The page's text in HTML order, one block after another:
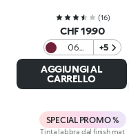
(16)
CHF 19.90
06
Berry
Crush
+5
AGGIUNGI AL
CARRELLO
SPECIAL PROMO %
Tinta labbra dal finish mat